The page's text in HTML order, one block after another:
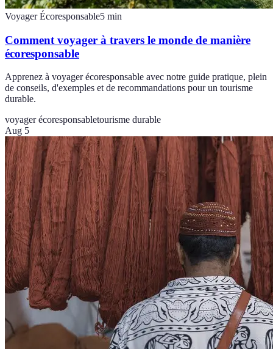
Voyager Écoresponsable5 min
Comment voyager à travers le monde de manière
écoresponsable
Apprenez à voyager écoresponsable avec notre guide pratique, plein
de conseils, d'exemples et de recommandations pour un tourisme
durable.
voyager écoresponsabletourisme durable
Aug 5